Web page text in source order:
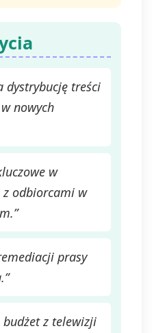
dystrybucję treści
nowych
w
odbiorcami w
prasy
budżet z telewizji